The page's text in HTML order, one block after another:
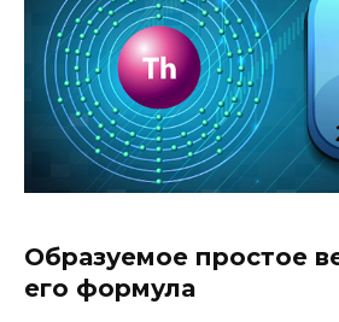
Образуемое простое
его формула